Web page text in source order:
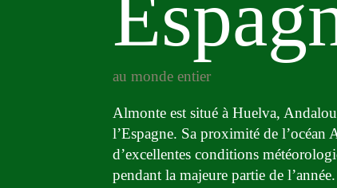
au monde entier
Almonte est situé à Huelva,
l’Espagne. Sa proximité de
d’excellentes conditions
pendant la majeure partie de